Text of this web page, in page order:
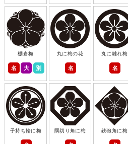
棚倉梅
名 大 別
丸に梅の花
名
丸に離れ梅
名
子持ち輪に梅 隅切り角に梅 鉄砲角に梅